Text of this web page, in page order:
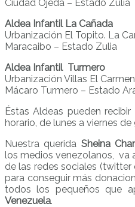
Ciudad Ojeda – Estado Zulia
Aldea Infantil La Cañada
Urbanización El Topito. La
Maracaibo – Estado Zulia
Aldea Infantil Turmero
Urbanización Villas El
Mácaro Turmero – Estado
Éstas Aldeas pueden
horario, de lunes a viernes de
Nuestra querida Sheina
los medios venezolanos, va
de las redes sociales (twitter
para conseguir más
todos los pequeños que
Venezuela.